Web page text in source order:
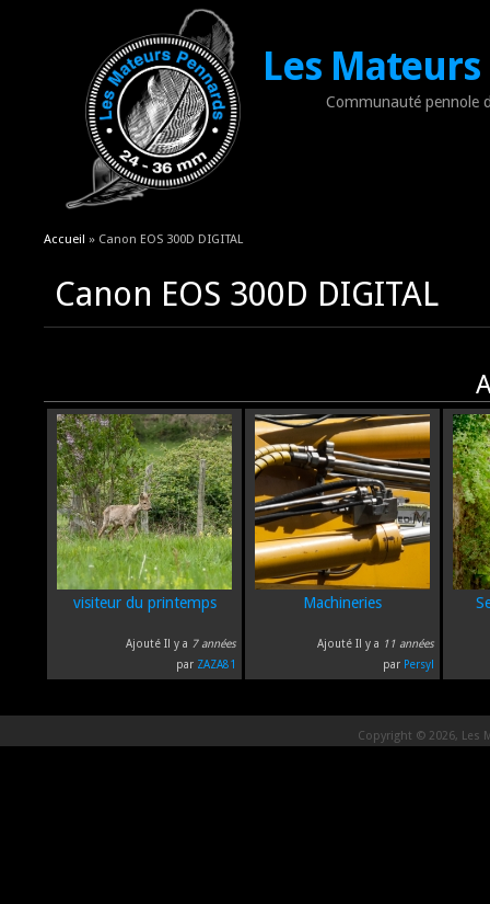
Les
Communauté pennole
Vous êtes ici
Accueil » Canon EOS 300D DIGITAL
Canon EOS 300D DIGITAL
visiteur du printemps
Ajouté Il y a 7 années
par ZAZA81
Machineries
Ajouté Il y a 11 années
par Persyl
Copyright © 2026, Les